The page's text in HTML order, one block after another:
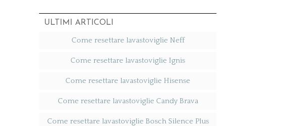
ULTIMI ARTICOLI
Come resettare lavastoviglie Neff​
Come resettare lavastoviglie Ignis​
Come resettare lavastoviglie Hisense​
Come resettare lavastoviglie Candy Brava​
Come resettare lavastoviglie Bosch Silence Plus​